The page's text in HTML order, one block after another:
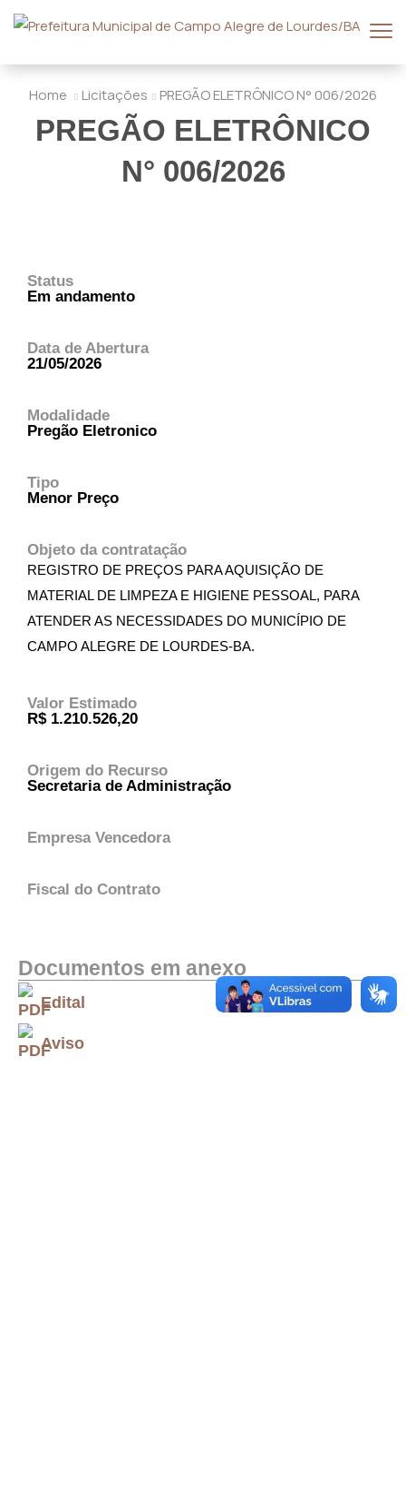
Home Licitações PREGÃO ELETRÔNICO N° 006/2026
PREGÃO ELETRÔNICO
N° 006/2026
Status
Em andamento
Data de Abertura
21/05/2026
Modalidade
Pregão Eletronico
Tipo
Menor Preço
Objeto da contratação
REGISTRO DE PREÇOS PARA AQUISIÇÃO DE
MATERIAL DE LIMPEZA E HIGIENE PESSOAL, PARA
ATENDER AS NECESSIDADES DO MUNICÍPIO DE
CAMPO ALEGRE DE LOURDES-BA.
Valor Estimado
R$ 1.210.526,20
Origem do Recurso
Secretaria de Administração
Empresa Vencedora
Fiscal do Contrato
Documentos em anexo
Edital
Aviso